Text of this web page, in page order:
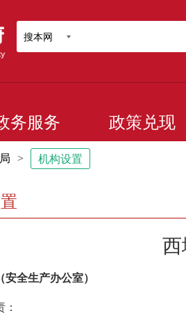
搜本网
务服务 政策兑现
> 机构设置
西
安全生产办公室）